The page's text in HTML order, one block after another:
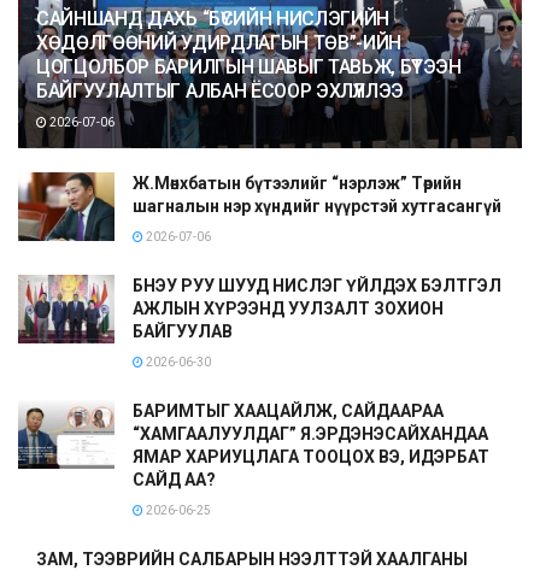
САЙНШАНД ДАХЬ “БҮСИЙН НИСЛЭГИЙН
ХӨДӨЛГӨӨНИЙ УДИРДЛАГЫН ТӨВ”-ИЙН
ЦОГЦОЛБОР БАРИЛГЫН ШАВЫГ ТАВЬЖ, БҮТЭЭН
БАЙГУУЛАЛТЫГ АЛБАН ЁСООР ЭХЛҮҮЛЛЭЭ
2026-07-06
Ж.Мөнхбатын бүтээлийг “нэрлэж” Төрийн
шагналын нэр хүндийг нүүрстэй хутгасангүй
2026-07-06
БНЭУ РУУ ШУУД НИСЛЭГ ҮЙЛДЭХ БЭЛТГЭЛ
АЖЛЫН ХҮРЭЭНД УУЛЗАЛТ ЗОХИОН
БАЙГУУЛАВ
2026-06-30
БАРИМТЫГ ХААЦАЙЛЖ, САЙДААРАА
“ХАМГААЛУУЛДАГ” Я.ЭРДЭНЭСАЙХАНДАА
ЯМАР ХАРИУЦЛАГА ТООЦОХ ВЭ, ИДЭРБАТ
САЙД АА?
2026-06-25
ЗАМ, ТЭЭВРИЙН САЛБАРЫН НЭЭЛТТЭЙ ХААЛГАНЫ